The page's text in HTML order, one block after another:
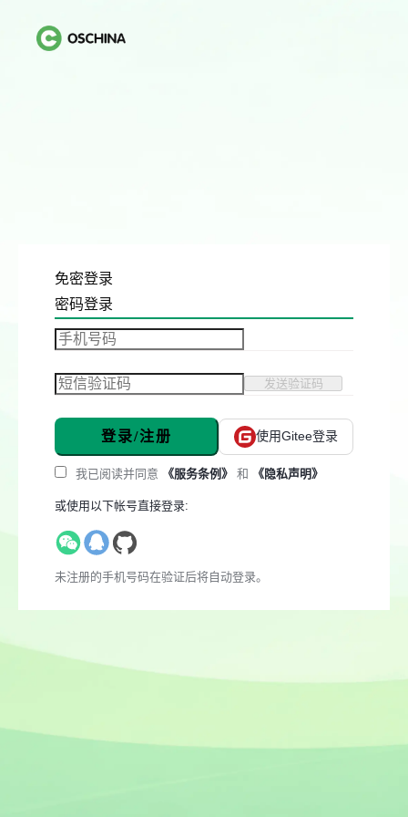
免密登录
密码登录
发送验证码
登录/注册 使用Gitee登录
我已阅读并同意 《服务条例》 和 《隐私声明》
或使用以下帐号直接登录:
未注册的手机号码在验证后将自动登录。